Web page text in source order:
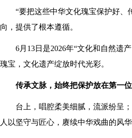
“要把这些中华文化瑰宝保护好
向，提供了根本遵循。
6月13日是2026年“文化和自然遗
瑰宝，文化遗产绽放时代光彩。
传承文脉，始终把保护放在第一位
台上，唱腔柔美细腻，流派纷呈
人以坚守与匠心，赓续中华戏曲的风华